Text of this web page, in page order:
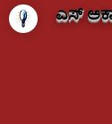
ಎಸ್